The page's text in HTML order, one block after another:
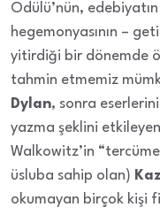
Ödülü’nün,
hegemonyasının –
yitirdiği bir dönemde
tahmin etmemiz
Dylan, sonra
yazma şeklini
Walkowitz’in
üsluba sahip olan)
okumayan birçok kişi